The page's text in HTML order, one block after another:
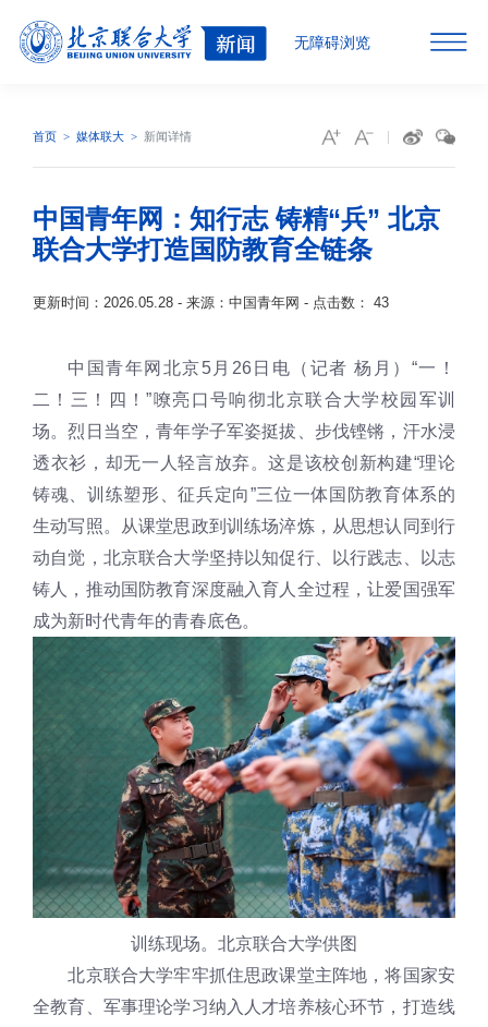
无障碍浏览
首页 媒体联大 新闻详情
中国青年网：知行志 铸精“兵” 北京
联合大学打造国防教育全链条
更新时间：2026.05.28 - 来源：中国青年网 - 点击数： 43
中国青年网北京5月26日电（记者 杨月）“一！
二！三！四！”嘹亮口号响彻北京联合大学校园军训
场。烈日当空，青年学子军姿挺拔、步伐铿锵，汗水浸
透衣衫，却无一人轻言放弃。这是该校创新构建“理论
铸魂、训练塑形、征兵定向”三位一体国防教育体系的
生动写照。从课堂思政到训练场淬炼，从思想认同到行
动自觉，北京联合大学坚持以知促行、以行践志、以志
铸人，推动国防教育深度融入育人全过程，让爱国强军
成为新时代青年的青春底色。
训练现场。北京联合大学供图
北京联合大学牢牢抓住思政课堂主阵地，将国家安
全教育、军事理论学习纳入人才培养核心环节，打造线